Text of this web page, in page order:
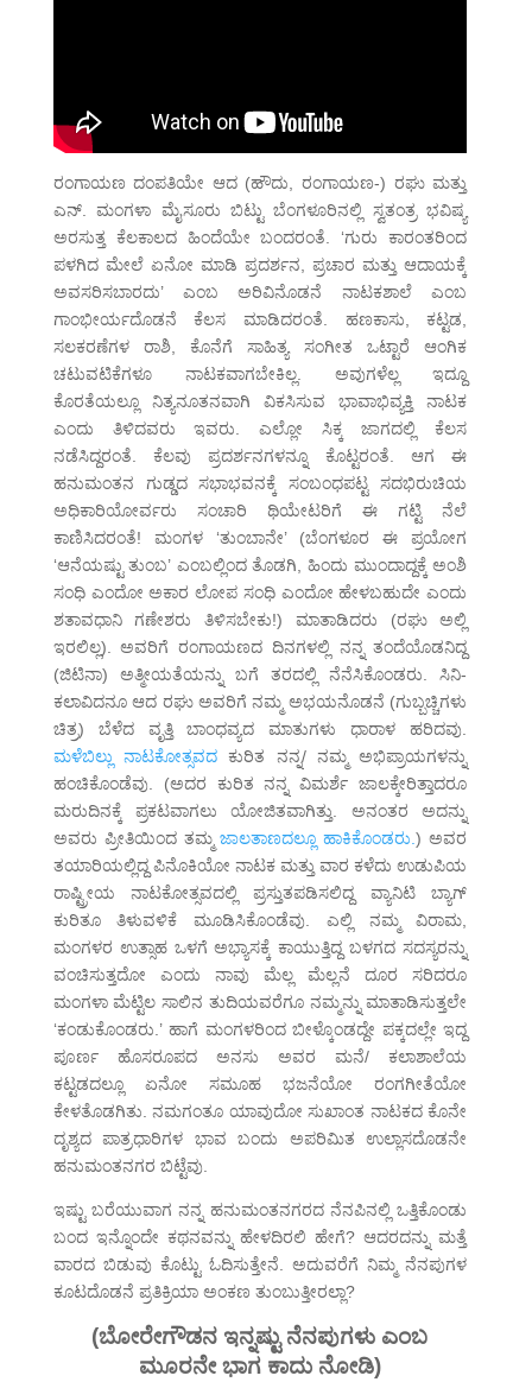
ರಂಗಾಯಣ ದಂಪತಿಯೇ ಆದ (ಹೌದು, ರಂಗಾಯಣ-) ರಘು ಮತ್ತು
ಎನ್. ಮಂಗಳಾ ಮೈಸೂರು ಬಿಟ್ಟು ಬೆಂಗಳೂರಿನಲ್ಲಿ ಸ್ವತಂತ್ರ ಭವಿಷ್ಯ
ಅರಸುತ್ತ ಕೆಲಕಾಲದ ಹಿಂದೆಯೇ ಬಂದರಂತೆ. ‘ಗುರು ಕಾರಂತರಿಂದ
ಪಳಗಿದ ಮೇಲೆ ಏನೋ ಮಾಡಿ ಪ್ರದರ್ಶನ, ಪ್ರಚಾರ ಮತ್ತು ಆದಾಯಕ್ಕೆ
ಅವಸರಿಸಬಾರದು’ ಎಂಬ ಅರಿವಿನೊಡನೆ ನಾಟಕಶಾಲೆ ಎಂಬ
ಗಾಂಭೀರ್ಯದೊಡನೆ ಕೆಲಸ ಮಾಡಿದರಂತೆ. ಹಣಕಾಸು, ಕಟ್ಟಡ,
ಸಲಕರಣೆಗಳ ರಾಶಿ, ಕೊನೆಗೆ ಸಾಹಿತ್ಯ ಸಂಗೀತ ಒಟ್ಟಾರೆ ಆಂಗಿಕ
ಚಟುವಟಿಕೆಗಳೂ ನಾಟಕವಾಗಬೇಕಿಲ್ಲ. ಅವುಗಳೆಲ್ಲ ಇದ್ದೂ
ಕೊರತೆಯಲ್ಲೂ ನಿತ್ಯನೂತನವಾಗಿ ವಿಕಸಿಸುವ ಭಾವಾಭಿವ್ಯಕ್ತಿ ನಾಟಕ
ಎಂದು ತಿಳಿದವರು ಇವರು. ಎಲ್ಲೋ ಸಿಕ್ಕ ಜಾಗದಲ್ಲಿ ಕೆಲಸ
ನಡೆಸಿದ್ದರಂತೆ. ಕೆಲವು ಪ್ರದರ್ಶನಗಳನ್ನೂ ಕೊಟ್ಟರಂತೆ. ಆಗ ಈ
ಹನುಮಂತನ ಗುಡ್ಡದ ಸಭಾಭವನಕ್ಕೆ ಸಂಬಂಧಪಟ್ಟ ಸದಭಿರುಚಿಯ
ಅಧಿಕಾರಿಯೋರ್ವರು ಸಂಚಾರಿ ಥಿಯೇಟರಿಗೆ ಈ ಗಟ್ಟಿ ನೆಲೆ
ಕಾಣಿಸಿದರಂತೆ! ಮಂಗಳ ‘ತುಂಬಾನೇ’ (ಬೆಂಗಳೂರ ಈ ಪ್ರಯೋಗ
‘ಆನೆಯಷ್ಟು ತುಂಬ’ ಎಂಬಲ್ಲಿಂದ ತೊಡಗಿ, ಹಿಂದು ಮುಂದಾದ್ದಕ್ಕೆ ಅಂಶಿ
ಸಂಧಿ ಎಂದೋ ಅಕಾರ ಲೋಪ ಸಂಧಿ ಎಂದೋ ಹೇಳಬಹುದೇ ಎಂದು
ಶತಾವಧಾನಿ ಗಣೇಶರು ತಿಳಿಸಬೇಕು!) ಮಾತಾಡಿದರು (ರಘು ಅಲ್ಲಿ
ಇರಲಿಲ್ಲ). ಅವರಿಗೆ ರಂಗಾಯಣದ ದಿನಗಳಲ್ಲಿ ನನ್ನ ತಂದೆಯೊಡನಿದ್ದ
(ಜಿಟಿನಾ) ಅತ್ಮೀಯತೆಯನ್ನು ಬಗೆ ತರದಲ್ಲಿ ನೆನೆಸಿಕೊಂಡರು. ಸಿನಿ-
ಕಲಾವಿದನೂ ಆದ ರಘು ಅವರಿಗೆ ನಮ್ಮ ಅಭಯನೊಡನೆ (ಗುಬ್ಬಚ್ಚಿಗಳು
ಚಿತ್ರ) ಬೆಳೆದ ವೃತ್ತಿ ಬಾಂಧವ್ಯದ ಮಾತುಗಳು ಧಾರಾಳ ಹರಿದವು.
ಮಳೆಬಿಲ್ಲು ನಾಟಕೋತ್ಸವದ ಕುರಿತ ನನ್ನ/ ನಮ್ಮ ಅಭಿಪ್ರಾಯಗಳನ್ನು
ಹಂಚಿಕೊಂಡೆವು. (ಅದರ ಕುರಿತ ನನ್ನ ವಿಮರ್ಶೆ ಜಾಲಕ್ಕೇರಿತ್ತಾದರೂ
ಮರುದಿನಕ್ಕೆ ಪ್ರಕಟವಾಗಲು ಯೋಜಿತವಾಗಿತ್ತು. ಅನಂತರ ಅದನ್ನು
ಅವರು ಪ್ರೀತಿಯಿಂದ ತಮ್ಮಜಾಲತಾಣದಲ್ಲೂ ಹಾಕಿಕೊಂಡರು.) ಅವರ
ತಯಾರಿಯಲ್ಲಿದ್ದ ಪಿನೊಕಿಯೋ ನಾಟಕ ಮತ್ತು ವಾರ ಕಳೆದು ಉಡುಪಿಯ
ರಾಷ್ಟ್ರೀಯ ನಾಟಕೋತ್ಸವದಲ್ಲಿ ಪ್ರಸ್ತುತಪಡಿಸಲಿದ್ದ ವ್ಯಾನಿಟಿ ಬ್ಯಾಗ್
ಕುರಿತೂ ತಿಳುವಳಿಕೆ ಮೂಡಿಸಿಕೊಂಡೆವು. ಎಲ್ಲಿ ನಮ್ಮ ವಿರಾಮ,
ಮಂಗಳರ ಉತ್ಸಾಹ ಒಳಗೆ ಅಭ್ಯಾಸಕ್ಕೆ ಕಾಯುತ್ತಿದ್ದ ಬಳಗದ ಸದಸ್ಯರನ್ನು
ವಂಚಿಸುತ್ತದೋ ಎಂದು ನಾವು ಮೆಲ್ಲ ಮೆಲ್ಲನೆ ದೂರ ಸರಿದರೂ
ಮಂಗಳಾ ಮೆಟ್ಟಿಲ ಸಾಲಿನ ತುದಿಯವರೆಗೂ ನಮ್ಮನ್ನು ಮಾತಾಡಿಸುತ್ತಲೇ
‘ಕಂಡುಕೊಂಡರು.’ ಹಾಗೆ ಮಂಗಳರಿಂದ ಬೀಳ್ಕೊಂಡದ್ದೇ ಪಕ್ಕದಲ್ಲೇ ಇದ್ದ
ಪೂರ್ಣ ಹೊಸರೂಪದ ಅನಸು ಅವರ ಮನೆ/ ಕಲಾಶಾಲೆಯ
ಕಟ್ಟಡದಲ್ಲೂ ಏನೋ ಸಮೂಹ ಭಜನೆಯೋ ರಂಗಗೀತೆಯೋ
ಕೇಳತೊಡಗಿತು. ನಮಗಂತೂ ಯಾವುದೋ ಸುಖಾಂತ ನಾಟಕದ ಕೊನೇ
ದೃಶ್ಯದ ಪಾತ್ರಧಾರಿಗಳ ಭಾವ ಬಂದು ಅಪರಿಮಿತ ಉಲ್ಲಾಸದೊಡನೇ
ಹನುಮಂತನಗರ ಬಿಟ್ಟೆವು.
ಇಷ್ಟು ಬರೆಯುವಾಗ ನನ್ನ ಹನುಮಂತನಗರದ ನೆನಪಿನಲ್ಲಿ ಒತ್ತಿಕೊಂಡು
ಬಂದ ಇನ್ನೊಂದೇ ಕಥನವನ್ನು ಹೇಳದಿರಲಿ ಹೇಗೆ? ಆದರದನ್ನು ಮತ್ತೆ
ವಾರದ ಬಿಡುವು ಕೊಟ್ಟು ಓದಿಸುತ್ತೇನೆ. ಅದುವರೆಗೆ ನಿಮ್ಮ ನೆನಪುಗಳ
ಕೂಟದೊಡನೆ ಪ್ರತಿಕ್ರಿಯಾ ಅಂಕಣ ತುಂಬುತ್ತೀರಲ್ಲಾ?
(ಬೋರೇಗೌಡನ ಇನ್ನಷ್ಟು ನೆನಪುಗಳು ಎಂಬ
ಮೂರನೇ ಭಾಗ ಕಾದು ನೋಡಿ)